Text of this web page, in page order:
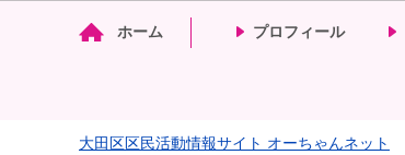
ホーム プロフィール
マイメディア検索
大田区区民活動情報サイト オーちゃんネット